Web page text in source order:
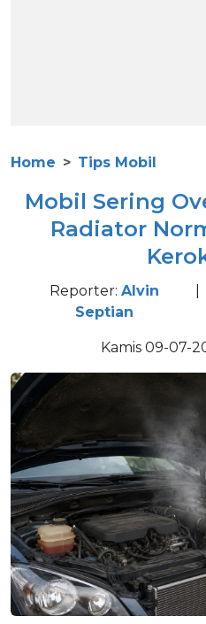
Home Tips Mobil
Mobil Sering
Radiator
Reporter: Alvin
Septian
Kamis 09-07-